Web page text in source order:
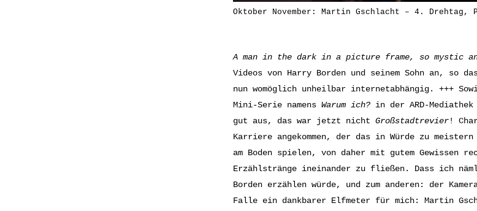
Oktober November: Martin Gschlacht – 4. Drehtag,
A man in the dark in a picture frame, so mystic
Videos von Harry Borden und seinem Sohn an, so
nun womöglich unheilbar internetabhängig. +++
Mini-Serie namens Warum ich? in der ARD-
gut aus, das war jetzt nicht Großstadtrevier!
Karriere angekommen, der das in Würde zu
am Boden spielen, von daher mit gutem Gewissen
Erzählstränge ineinander zu fließen. Dass ich
Borden erzählen würde, und zum anderen: der
Falle ein dankbarer Elfmeter für mich: Martin